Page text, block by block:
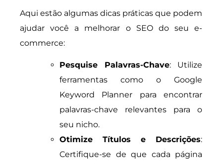
Aqui estão algumas dicas práticas que podem
ajudar você a melhorar o SEO do seu e-
commerce:
Pesquise Palavras-Chave: Utilize
ferramentas como o Google
Keyword Planner para encontrar
palavras-chave relevantes para o
seu nicho.
Otimize Títulos e Descrições:
Certifique-se de que cada página